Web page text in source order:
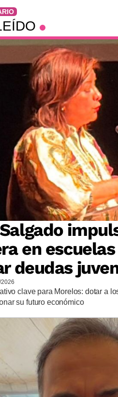
en
deudas
clave para Morelos: dotar a
su futuro económico